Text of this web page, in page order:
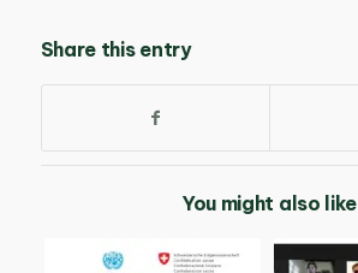
Share this entry
You might also like